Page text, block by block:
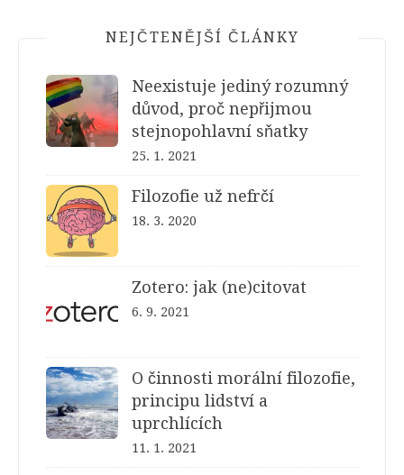
NEJČTENĚJŠÍ ČLÁNKY
Neexistuje jediný rozumný
důvod, proč nepřijmou
stejnopohlavní sňatky
25. 1. 2021
Filozofie už nefrčí
18. 3. 2020
Zotero: jak (ne)citovat
6. 9. 2021
O činnosti morální filozofie,
principu lidství a
uprchlících
11. 1. 2021